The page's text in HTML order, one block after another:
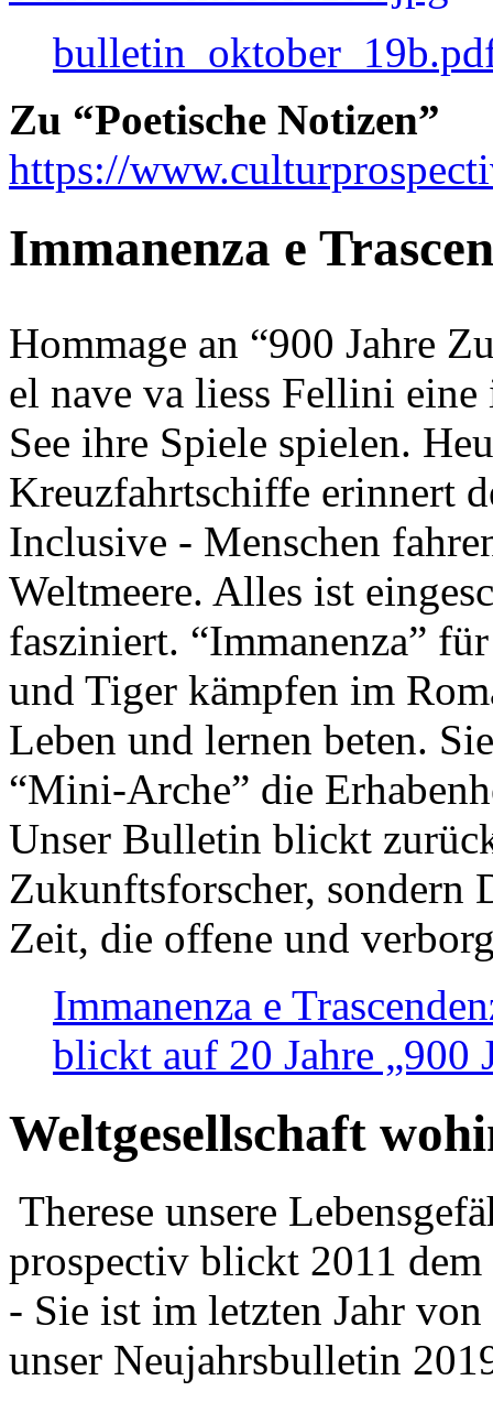
Zu “Poetische Notizen”
https://
Immanenza e
Hommage an “900 Jahre
el nave va liess Fellini
See ihre Spiele spielen.
Kreuzfahrtschiffe erinnert
Inclusive - Menschen
Weltmeere. Alles ist
fasziniert. “Immanenza”
und Tiger kämpfen im
Leben und lernen beten.
“Mini-Arche” die
Unser Bulletin blickt
Zukunftsforscher, sondern
Zeit, die offene und
Immanenza e
blickt auf 20 Jahre „900
Weltgesellschaft
Therese unsere
prospectiv blickt 2011
- Sie ist im letzten Jahr
unser Neujahrsbulletin